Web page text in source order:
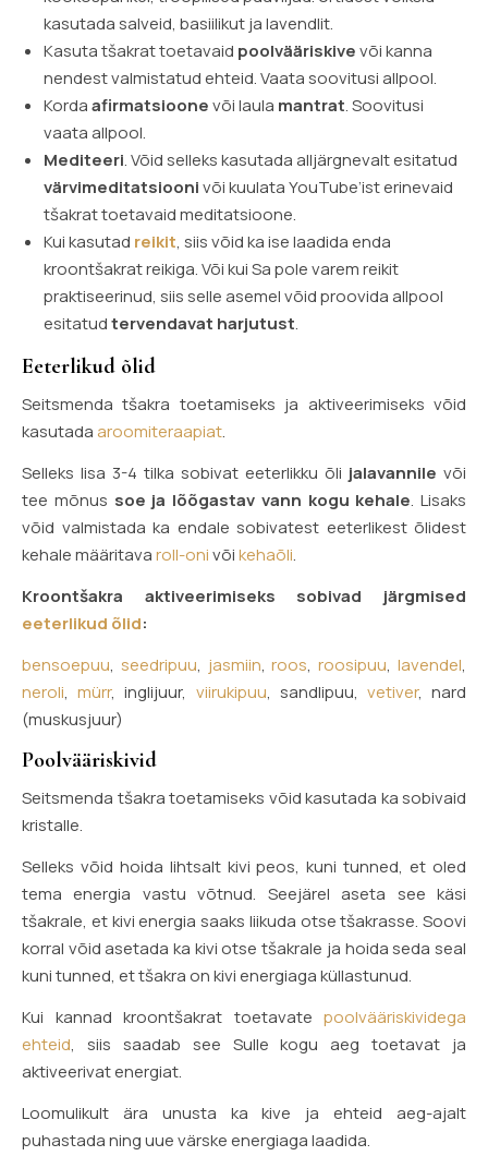
kasutada salveid, basiilikut ja lavendlit.
Kasuta tšakrat toetavaid poolvääriskivevõi kanna
nendest valmistatud ehteid. Vaata soovitusi allpool.
Kordaafirmatsioonevõi laula mantrat. Soovitusi
vaata allpool.
Mediteeri. Võid selleks kasutada alljärgnevalt esitatud
värvimeditatsioonivõi kuulata YouTube’ist erinevaid
tšakrat toetavaid meditatsioone.
Kui kasutad reikit, siis võid ka ise laadida enda
kroontšakrat reikiga. Või kui Sa pole varem reikit
praktiseerinud, siis selle asemel võid proovida allpool
esitatudtervendavat harjutust.
Eeterlikud õlid
Seitsmenda tšakra toetamiseks ja aktiveerimiseks võid
kasutada aroomiteraapiat.
Selleks lisa 3-4 tilka sobivat eeterlikku õli jalavannile või
tee mõnus soe ja lõõgastav vann kogu kehale. Lisaks
võid valmistada ka endale sobivatest eeterlikest õlidest
kehale määritavaroll-onivõikehaõli.
Kroontšakra aktiveerimiseks sobivad järgmised
eeterlikud õlid:
bensoepuu, seedripuu, jasmiin,roos,roosipuu,lavendel,
neroli,mürr, inglijuur, viirukipuu, sandlipuu, vetiver, nard
(muskusjuur)
Poolvääriskivid
Seitsmenda tšakra toetamiseks võid kasutada ka sobivaid
kristalle.
Selleks võid hoida lihtsalt kivi peos, kuni tunned, et oled
tema energia vastu võtnud. Seejärel aseta see käsi
tšakrale, et kivi energia saaks liikuda otse tšakrasse. Soovi
korral võid asetada ka kivi otse tšakrale ja hoida seda seal
kuni tunned, et tšakra on kivi energiaga küllastunud.
Kui kannad kroontšakrat toetavate poolvääriskividega
ehteid, siis saadab see Sulle kogu aeg toetavat ja
aktiveerivat energiat.
Loomulikult ära unusta ka kive ja ehteid aeg-ajalt
puhastada ning uue värske energiaga laadida.